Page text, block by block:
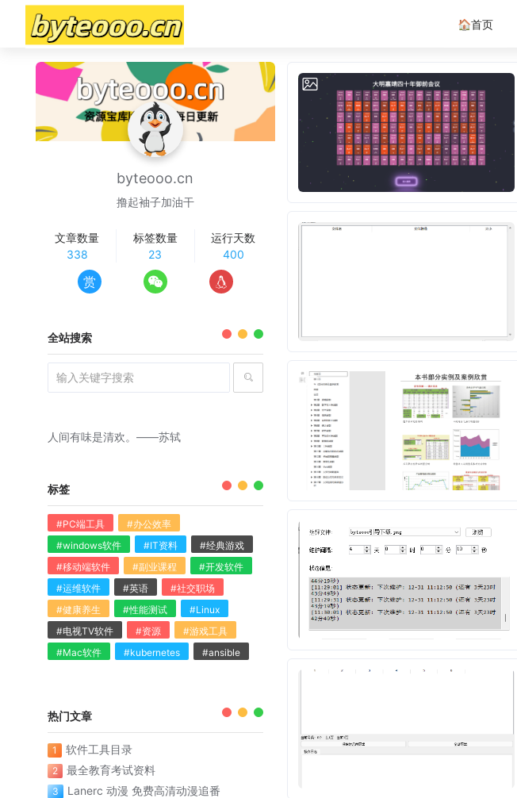
🏠首页
byteooo.cn
撸起袖子加油干
文章数量
338
标签数量
23
运行天数
400
赏
全站搜索
人间有味是清欢。——苏轼
标签
#PC端工具
#办公效率
#windows软件
#IT资料
#经典游戏
#移动端软件
#副业课程
#开发软件
#运维软件
#英语
#社交职场
#健康养生
#性能测试
#Linux
#电视TV软件
#资源
#游戏工具
#Mac软件
#kubernetes #ansible
热门文章
1 软件工具目录
2 最全教育考试资料
3 Lanerc 动漫 免费高清动漫追番